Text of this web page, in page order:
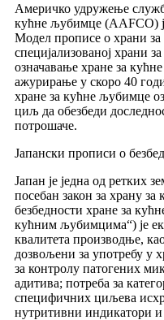
Америчко удружење
кућне љубимце (AAFCO)
Модел прописе о храни
специјализованој храни
означавање хране за
ажурирање у скоро 40
хране за кућне љубимце
циљ да обезбеди
потрошаче.
Јапански прописи о
Јапан је једна од ретких
посебан закон за храну
безбедности хране за
кућним љубимцима“) је
квалитета производње,
дозвољени за употребу у
за контролу патогених
адитива; потреба за
специфичних циљева
нутритивни индикатори и